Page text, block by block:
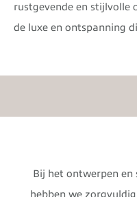
rustgevende en stijlvolle
de luxe en ontspanning
Bij het ontwerpen en
hebben we